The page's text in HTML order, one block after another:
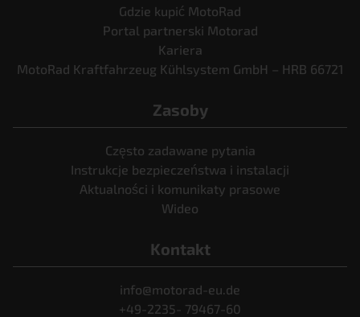
Gdzie kupić MotoRad
Portal partnerski Motorad
Kariera
MotoRad Kraftfahrzeug Kühlsystem GmbH – HRB 66721
Zasoby
Często zadawane pytania
Instrukcje bezpieczeństwa i instalacji
Aktualności i komunikaty prasowe
Wideo
Kontakt
info@motorad-eu.de
+49-2235- 79467-60